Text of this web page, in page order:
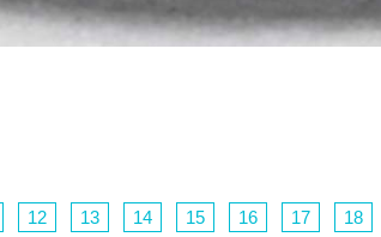
12 13 14 15 16 17 18